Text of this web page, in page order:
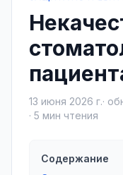
13 июня 2026 г.·
· 5 мин чтения
Содержание